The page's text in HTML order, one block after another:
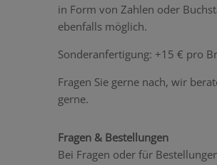
in Form von Zahlen oder
ebenfalls möglich.
Sonderanfertigung: +15 € pro
Fragen Sie gerne nach, wir
gerne.
Fragen & Bestellungen
Bei Fragen oder für